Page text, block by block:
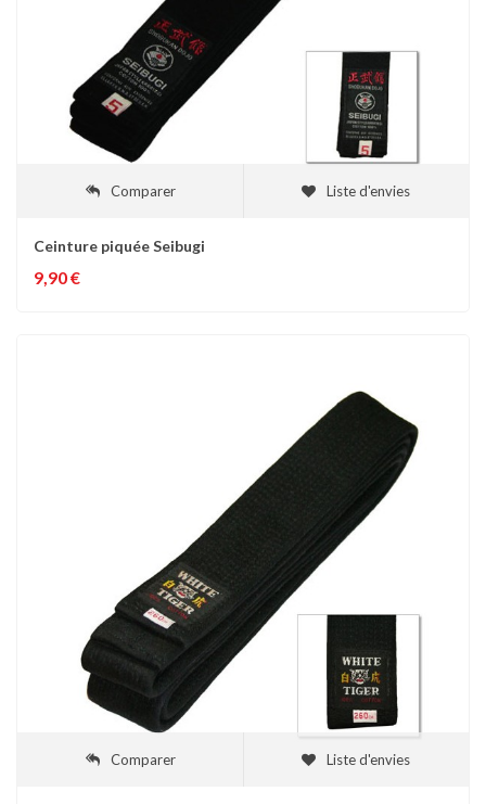
Comparer Liste d'envies
Ceinture piquée Seibugi
9,90 €
Comparer Liste d'envies